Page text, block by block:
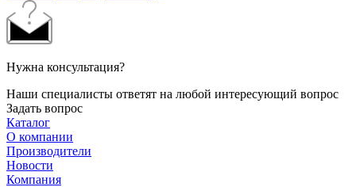
Нужна консультация?
Наши специалисты ответят на любой интересующий вопрос
Задать вопрос
Каталог
О компании
Производители
Новости
Компания